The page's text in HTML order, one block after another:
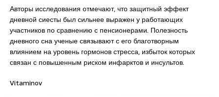
Авторы исследования отмечают, что защитный эффект
дневной сиесты был сильнее выражен у работающих
участников по сравнению с пенсионерами. Полезность
дневного сна ученые связывают с его благотворным
влиянием на уровень гормонов стресса, избыток которых
связан с повышенным риском инфарктов и инсультов.
Vitaminov